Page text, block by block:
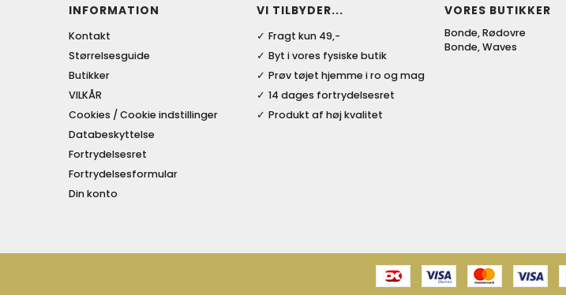
INFORMATION
Kontakt
Størrelsesguide
Butikker
VILKÅR
Cookies / Cookie indstillinger
Databeskyttelse
Fortrydelsesret
Fortrydelsesformular
Din konto
VI TILBYDER...
Fragt kun 49,-
Byt i vores fysiske butik
Prøv tøjet hjemme i ro og mag
14 dages fortrydelsesret
Produkt af høj kvalitet
VORES BUTIKKER
Bonde, Rødovre
Bonde, Waves